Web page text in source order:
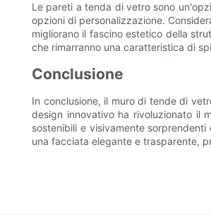
Le pareti a tenda di vetro sono
opzioni di personalizzazione.
migliorano il fascino estetico della
che rimarranno una caratteristica di
Conclusione
In conclusione, il muro di tende di
design innovativo ha rivoluzionato il
sostenibili e visivamente
una facciata elegante e trasparente,